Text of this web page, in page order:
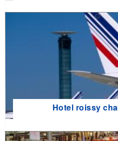
Hotel roissy